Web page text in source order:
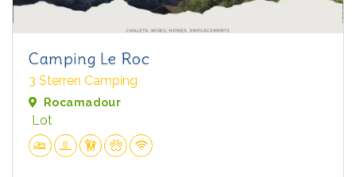
Camping Le Roc
3 Sterren Camping
Rocamadour
Lot